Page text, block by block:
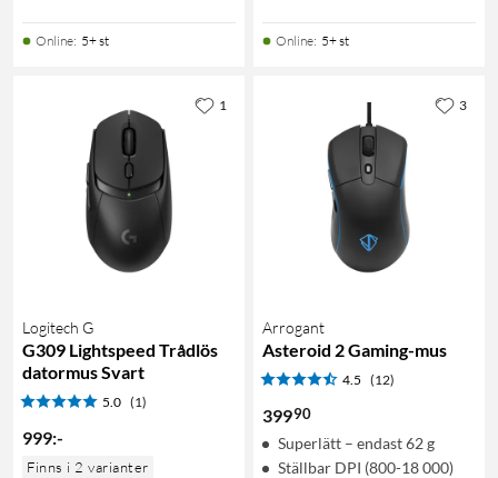
Online: 5+ st Online: 5+ st
Logitech G
G309 Lightspeed Trådlös
datormus Svart
5.0 (1)
999:-
Finns i 2 varianter
1
Arrogant
Asteroid 2 Gaming-mus
4.5 (12)
39990
Superlätt – endast 62 g
Ställbar DPI (800-18 000)
3